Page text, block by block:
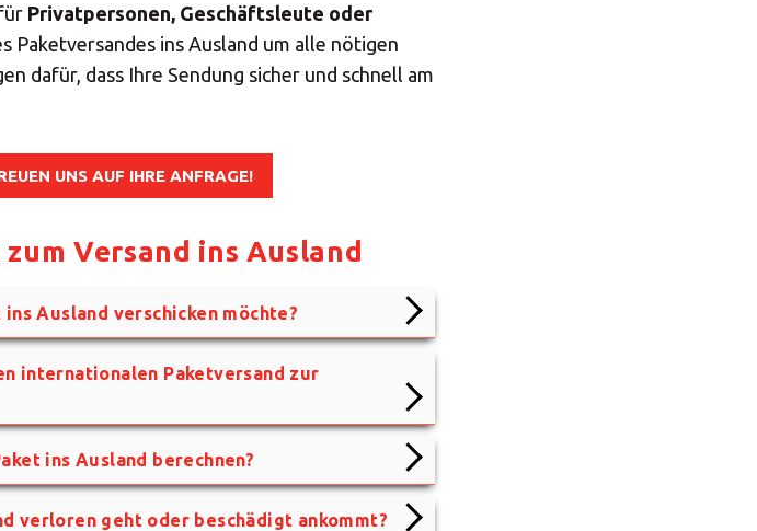
Privatpersonen, Geschäftsleute oder
Paketversandes ins Ausland um alle nötigen
dafür, dass Ihre Sendung sicher und schnell am
UNS AUF IHRE ANFRAGE!
Versand ins Ausland
Ausland verschicken möchte?
internationalen Paketversand zur
ins Ausland berechnen?
verloren geht oder beschädigt ankommt?
Centerin Ihrer Region.